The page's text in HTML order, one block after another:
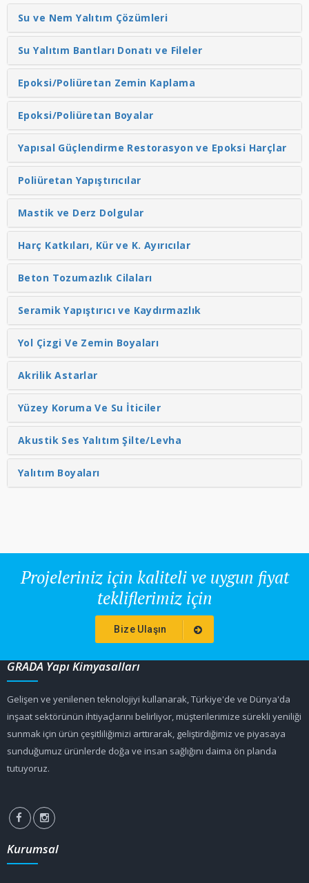
Su ve Nem Yalıtım Çözümleri
Su Yalıtım Bantları Donatı ve Fileler
Epoksi/Poliüretan Zemin Kaplama
Epoksi/Poliüretan Boyalar
Yapısal Güçlendirme Restorasyon ve Epoksi Harçlar
Poliüretan Yapıştırıcılar
Mastik ve Derz Dolgular
Harç Katkıları, Kür ve K. Ayırıcılar
Beton Tozumazlık Cilaları
Seramik Yapıştırıcı ve Kaydırmazlık
Yol Çizgi Ve Zemin Boyaları
Akrilik Astarlar
Yüzey Koruma Ve Su İticiler
Akustik Ses Yalıtım Şilte/Levha
Yalıtım Boyaları
Projeleriniz için kaliteli ve uygun fiyat
tekliflerimiz için
Bize Ulaşın
GRADA Yapı Kimyasalları
Gelişen ve yenilenen teknolojiyi kullanarak, Türkiye'de ve Dünya'da
inşaat sektörünün ihtiyaçlarını belirliyor, müşterilerimize sürekli yeniliği
sunmak için ürün çeşitliliğimizi arttırarak, geliştirdiğimiz ve piyasaya
sunduğumuz ürünlerde doğa ve insan sağlığını daima ön planda
tutuyoruz.
Kurumsal